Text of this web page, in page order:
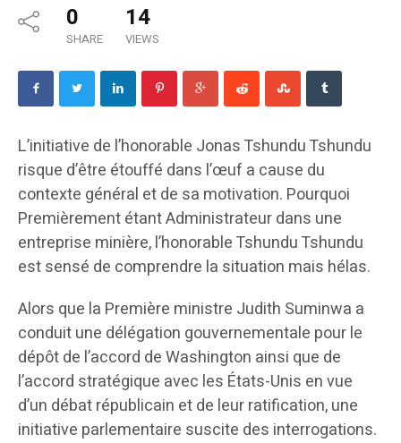
0
SHARE
14
VIEWS
L’initiative de l’honorable Jonas Tshundu Tshundu
risque d’être étouffé dans l’œuf a cause du
contexte général et de sa motivation. Pourquoi
Premièrement étant Administrateur dans une
entreprise minière, l’honorable Tshundu Tshundu
est sensé de comprendre la situation mais hélas.
Alors que la Première ministre Judith Suminwa a
conduit une délégation gouvernementale pour le
dépôt de l’accord de Washington ainsi que de
l’accord stratégique avec les États-Unis en vue
d’un débat républicain et de leur ratification, une
initiative parlementaire suscite des interrogations.